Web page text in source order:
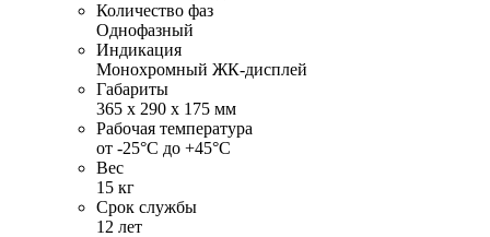
Количество фаз
Однофазный
Индикация
Монохромный ЖК-дисплей
Габариты
365 х 290 х 175 мм
Рабочая температура
от -25°С до +45°С
Вес
15 кг
Срок службы
12 лет